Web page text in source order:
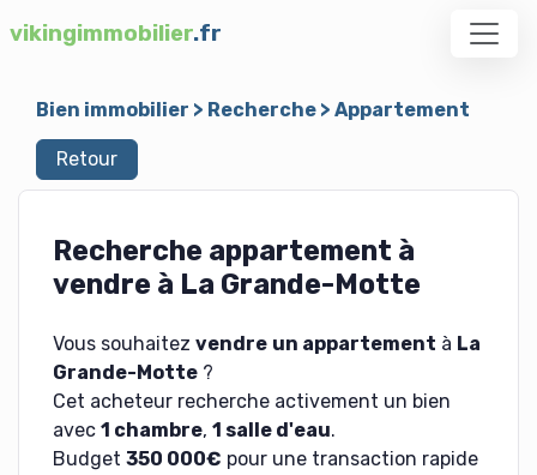
vikingimmobilier.fr
Bien immobilier > Recherche> Appartement
Retour
Recherche appartement à
vendre à La Grande-Motte
Vous souhaitez vendre un appartement à La
Grande-Motte?
Cet acheteur recherche activement un bien
avec 1 chambre, 1 salle d'eau.
Budget 350 000€ pour une transaction rapide